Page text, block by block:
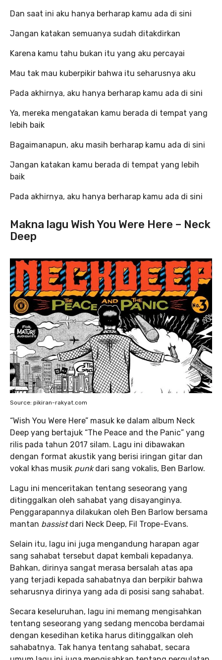
Dan saat ini aku hanya berharap kamu ada di sini
Jangan katakan semuanya sudah ditakdirkan
Karena kamu tahu bukan itu yang aku percayai
Mau tak mau kuberpikir bahwa itu seharusnya aku
Pada akhirnya, aku hanya berharap kamu ada di sini
Ya, mereka mengatakan kamu berada di tempat yang
lebih baik
Bagaimanapun, aku masih berharap kamu ada di sini
Jangan katakan kamu berada di tempat yang lebih
baik
Pada akhirnya, aku hanya berharap kamu ada di sini
Makna lagu Wish You Were Here – Neck
Deep
Source: pikiran-rakyat.com
“Wish You Were Here” masuk ke dalam album Neck
Deep yang bertajuk “The Peace and the Panic” yang
rilis pada tahun 2017 silam. Lagu ini dibawakan
dengan format akustik yang berisi iringan gitar dan
vokal khas musik punkdari sang vokalis, Ben Barlow.
Lagu ini menceritakan tentang seseorang yang
ditinggalkan oleh sahabat yang disayanginya.
Penggarapannya dilakukan oleh Ben Barlow bersama
mantan bassistdari Neck Deep, Fil Trope-Evans.
Selain itu, lagu ini juga mengandung harapan agar
sang sahabat tersebut dapat kembali kepadanya.
Bahkan, dirinya sangat merasa bersalah atas apa
yang terjadi kepada sahabatnya dan berpikir bahwa
seharusnya dirinya yang ada di posisi sang sahabat.
Secara keseluruhan, lagu ini memang mengisahkan
tentang seseorang yang sedang mencoba berdamai
dengan kesedihan ketika harus ditinggalkan oleh
sahabatnya. Tak hanya tentang sahabat, secara